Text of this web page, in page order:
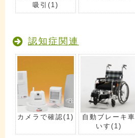
吸引 (1)
認知症関連
カメラで確認(1)
自動ブレーキ車
いす (1)